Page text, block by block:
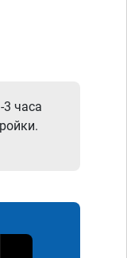
3 часа